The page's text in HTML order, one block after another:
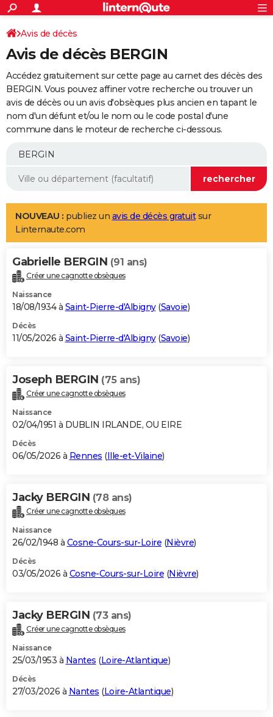
ACTUALITÉS
Politique
Société
Faits Divers
Education
Monde
Villes
+
SPORT
Coupe du monde 2026
Football
Tennis
Cyclisme
Rugby
Forum
Programme TV
TNT
Streaming
Cinéma
Sorties cinéma
Musique
+
FINANCE
Retraite
Epargne
Immobilier
Risques naturels par ville
Banque
Assurance
AUTO
Essais
Réserver un essai
Citadines
Berlines
SUV
Forum auto
+
Mobiles
Meilleur smartphone
Internet
Ordinateurs
Jeux vidéo
Guide high-tech
Aménagement intérieur
LIFESTYLE
Art de vivre
Bien-être
Loisirs
Mode
Modes de vie
Alimentation
Guide de la santé
Maladies
Médicaments
Sommeil
VOYAGE
Destinations
City break
Voyage nature
Voyage de noces
Forum
Climat
+PHOTO
GUIDES D'ACHAT
BONS PLANS
Carte de Noël
Carte Bonne année
Carte Saint-Valentin
Carte Pâques
Carte d'anniversaire
DICTIONNAIRE
Dictionnaire
Biographies
Citations
Expressions
Proverbes
PROGRAMME TV
S'inscrire
Se connecter
Lycées
Collèges
Primaires
Universités
Entreprises
Service militaire
Avis de recherche
AVIS DE DÉCÈS
Bricolage
Lifestyle
Culture
Sport
Auto
Television
Voyage
Cinema
Avis de décès
Avis de décès BERGIN
Accédez gratuitement sur cette page au carnet des décès des
BERGIN. Vous pouvez affiner votre recherche ou trouver un
avis de décès ou un avis d'obsèques plus ancien en tapant le
nom d'un défunt et/ou le nom ou le code postal d'une
commune dans le moteur de recherche ci-dessous.
NOUVEAU : publiez un avis de décès gratuitsur
Linternaute.com
Gabrielle BERGIN (91 ans)
Créer une cagnotte obsèques
Naissance
18/08/1934 à Saint-Pierre-d'Albigny(Savoie)
Décès
11/05/2026 à Saint-Pierre-d'Albigny(Savoie)
Joseph BERGIN (75 ans)
Créer une cagnotte obsèques
Naissance
02/04/1951 à DUBLIN IRLANDE, OU EIRE
Décès
06/05/2026 à Rennes (Ille-et-Vilaine)
Jacky BERGIN (78 ans)
Créer une cagnotte obsèques
Naissance
26/02/1948 à Cosne-Cours-sur-Loire (Nièvre)
Décès
03/05/2026 à Cosne-Cours-sur-Loire (Nièvre)
Jacky BERGIN (73 ans)
Créer une cagnotte obsèques
Naissance
25/03/1953 à Nantes (Loire-Atlantique)
Décès
27/03/2026 à Nantes (Loire-Atlantique)